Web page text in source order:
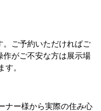
。ご予約いただければご
作がご不安な方は展示場
す。
ナー様から実際の住み心